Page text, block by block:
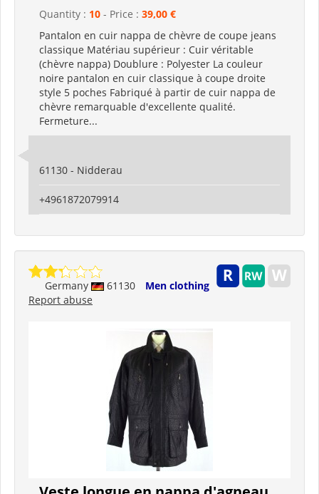
Quantity : 10 - Price : 39,00 €
Pantalon en cuir nappa de chèvre de coupe jeans
classique Matériau supérieur : Cuir véritable
(chèvre nappa) Doublure : Polyester La couleur
noire pantalon en cuir classique à coupe droite
style 5 poches Fabriqué à partir de cuir nappa de
chèvre remarquable d'excellente qualité.
Fermeture...
61130 - Nidderau
+4961872079914
Germany 61130
Men clothing
Report abuse